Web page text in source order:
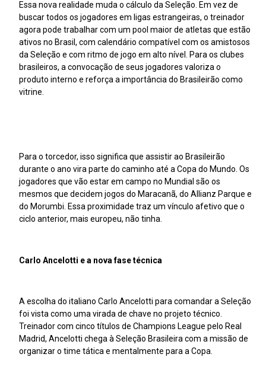
Essa nova realidade muda o cálculo da Seleção. Em vez de
buscar todos os jogadores em ligas estrangeiras, o treinador
agora pode trabalhar com um pool maior de atletas que estão
ativos no Brasil, com calendário compatível com os amistosos
da Seleção e com ritmo de jogo em alto nível. Para os clubes
brasileiros, a convocação de seus jogadores valoriza o
produto interno e reforça a importância do Brasileirão como
vitrine.
Para o torcedor, isso significa que assistir ao Brasileirão
durante o ano vira parte do caminho até a Copa do Mundo. Os
jogadores que vão estar em campo no Mundial são os
mesmos que decidem jogos do Maracanã, do Allianz Parque e
do Morumbi. Essa proximidade traz um vínculo afetivo que o
ciclo anterior, mais europeu, não tinha.
Carlo Ancelotti e a nova fase técnica
A escolha do italiano Carlo Ancelotti para comandar a Seleção
foi vista como uma virada de chave no projeto técnico.
Treinador com cinco títulos de Champions League pelo Real
Madrid, Ancelotti chega à Seleção Brasileira com a missão de
organizar o time tática e mentalmente para a Copa.